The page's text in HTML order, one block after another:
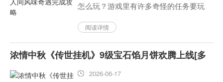
怎么玩？游戏里有许多奇怪的任务要玩
味”这个任务的具体做法不太明白，在此
我们为各位读者提供一份关于《天涯明
月刀》手游中的“人间风味”...
阅读详情
浓情中秋《传世挂机》9级宝石馅月饼欢腾上线[多
图]
2026-06-17